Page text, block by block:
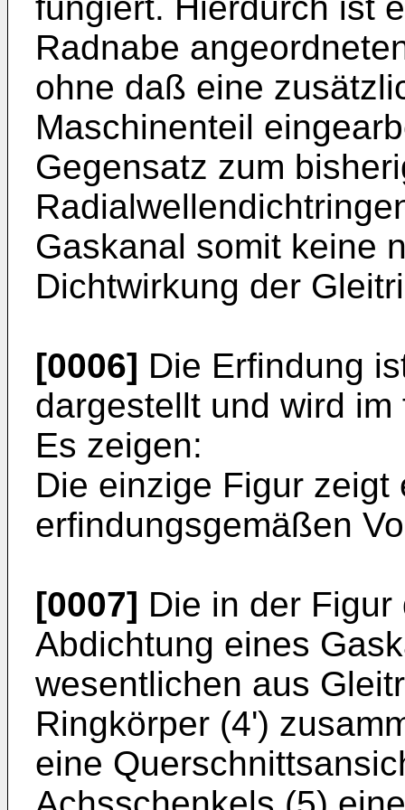
Radnabe
ohne daß eine
Maschinenteil
Gegensatz zum
Gaskanal somit keine
Dichtwirkung der
[0006] Die Erfindung
dargestellt und wird
Es zeigen:
Die einzige Figur
erfindungsgemäßen
[0007] Die in der
Abdichtung eines
wesentlichen aus
Ringkörper (4')
eine